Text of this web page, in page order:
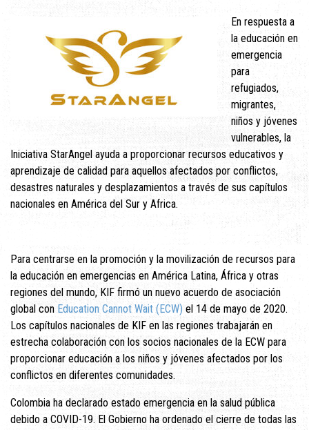
En respuesta a
la educación en
emergencia
para
refugiados,
migrantes,
niños y jóvenes
vulnerables, la
Iniciativa StarAngel ayuda a proporcionar recursos educativos y
aprendizaje de calidad para aquellos afectados por conflictos,
desastres naturales y desplazamientos a través de sus capítulos
nacionales en América del Sur y Africa.
Para centrarse en la promoción y la movilización de recursos para
la educación en emergencias en América Latina, África y otras
regiones del mundo, KIF firmó un nuevo acuerdo de asociación
global con Education Cannot Wait (ECW) el 14 de mayo de 2020.
Los capítulos nacionales de KIF en las regiones trabajarán en
estrecha colaboración con los socios nacionales de la ECW para
proporcionar educación a los niños y jóvenes afectados por los
conflictos en diferentes comunidades.
Colombia ha declarado estado emergencia en la salud pública
debido a COVID-19. El Gobierno ha ordenado el cierre de todas las